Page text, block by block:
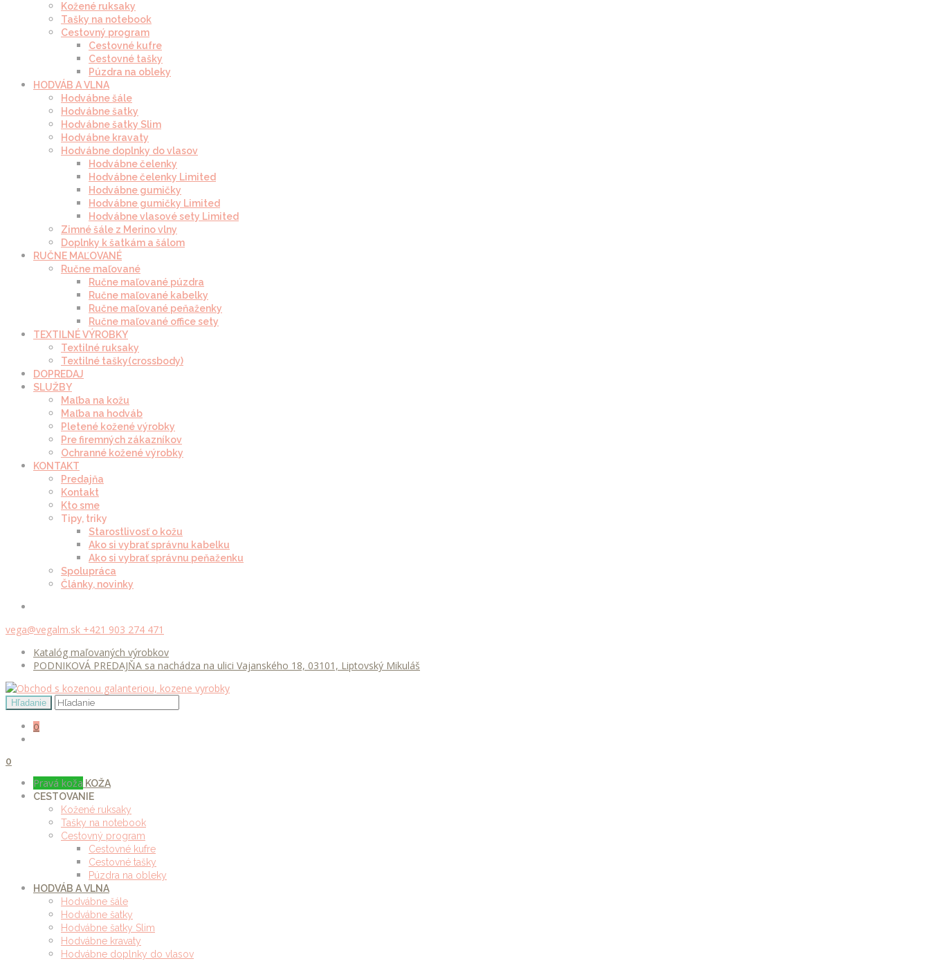
Kožené ruksaky
Tašky na notebook
Cestovný program
Cestovné kufre
Cestovné tašky
Púzdra na obleky
HODVÁB A VLNA
Hodvábne šále
Hodvábne šatky
Hodvábne šatky Slim
Hodvábne kravaty
Hodvábne doplnky do vlasov
Hodvábne čelenky
Hodvábne čelenky Limited
Hodvábne gumičky
Hodvábne gumičky Limited
Hodvábne vlasové sety Limited
Zimné šále z Merino vlny
Doplnky k šatkám a šálom
RUČNE MAĽOVANÉ
Ručne maľované
Ručne maľované púzdra
Ručne maľované kabelky
Ručne maľované peňaženky
Ručne maľované office sety
TEXTILNÉ VÝROBKY
Textilné ruksaky
Textilné tašky(crossbody)
DOPREDAJ
SLUŽBY
Maľba na kožu
Maľba na hodváb
Pletené kožené výrobky
Pre firemných zákazníkov
Ochranné kožené výrobky
KONTAKT
Predajňa
Kontakt
Kto sme
Tipy, triky
Starostlivosť o kožu
Ako si vybrať správnu kabelku
Ako si vybrať správnu peňaženku
Spolupráca
Články, novinky
vega@vegalm.sk +421 903 274 471
Katalóg maľovaných výrobkov
PODNIKOVÁ PREDAJŇA sa nachádza na ulici Vajanského 18, 03101, Liptovský Mikuláš
0
0
Pravá koža KOŽA
CESTOVANIE
Kožené ruksaky
Tašky na notebook
Cestovný program
Cestovné kufre
Cestovné tašky
Púzdra na obleky
HODVÁB A VLNA
Hodvábne šále
Hodvábne šatky
Hodvábne šatky Slim
Hodvábne kravaty
Hodvábne doplnky do vlasov